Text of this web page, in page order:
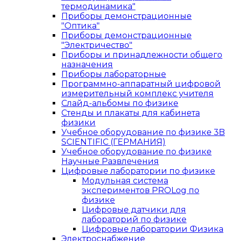
термодинамика"
Приборы демонстрационные
"Оптика"
Приборы демонстрационные
"Электричество"
Приборы и принадлежности общего
назначения
Приборы лабораторные
Программно-аппаратный цифровой
измерительный комплекс учителя
Слайд-альбомы по физике
Стенды и плакаты для кабинета
физики
Учебное оборудование по физике 3B
SCIENTIFIC (ГЕРМАНИЯ)
Учебное оборудование по физике
Научные Развлечения
Цифровые лаборатории по физике
Модульная система
экспериментов PROLog по
физике
Цифровые датчики для
лабораторий по физике
Цифровые лаборатории Физика
Электроснабжение